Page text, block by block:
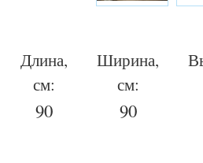
Длина,
см:
90
Ширина,
см:
90